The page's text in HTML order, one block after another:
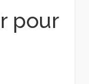
pour